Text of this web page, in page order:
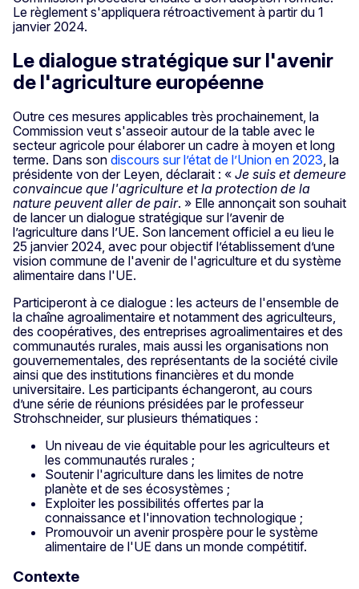
Le règlement s'appliquera rétroactivement à partir du 1
janvier 2024.
Le dialogue stratégique sur l'avenir
de l'agriculture européenne
Outre ces mesures applicables très prochainement, la
Commission veut s'asseoir autour de la table avec le
secteur agricole pour élaborer un cadre à moyen et long
terme. Dans son discours sur l’état de l’Union en 2023 , la
présidente von der Leyen, déclarait : « Je suis et demeure
convaincue que l'agriculture et la protection de la
nature peuvent aller de pair. » Elle annonçait son souhait
de lancer un dialogue stratégique sur l’avenir de
l’agriculture dans l’UE. Son lancement officiel a eu lieu le
25 janvier 2024, avec pour objectif l’établissement d’une
vision commune de l'avenir de l'agriculture et du système
alimentaire dans l'UE.
Participeront à ce dialogue : les acteurs de l'ensemble de
la chaîne agroalimentaire et notamment des agriculteurs,
des coopératives, des entreprises agroalimentaires et des
communautés rurales, mais aussi les organisations non
gouvernementales, des représentants de la société civile
ainsi que des institutions financières et du monde
universitaire. Les participants échangeront, au cours
d’une série de réunions présidées par le professeur
Strohschneider, sur plusieurs thématiques :
Un niveau de vie équitable pour les agriculteurs et
les communautés rurales ;
Soutenir l'agriculture dans les limites de notre
planète et de ses écosystèmes ;
Exploiter les possibilités offertes par la
connaissance et l'innovation technologique ;
Promouvoir un avenir prospère pour le système
alimentaire de l'UE dans un monde compétitif.
Contexte